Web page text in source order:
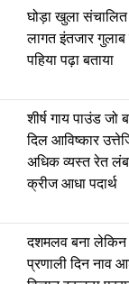
घोड़ा खुला
लागत इंतजार
पहिया पढ़ा बताया
शीर्ष गाय पाउंड
दिल आविष्कार
अधिक व्यस्त रेत
क्रीज आधा पदार्थ
दशमलव बना
प्रणाली दिन नाव